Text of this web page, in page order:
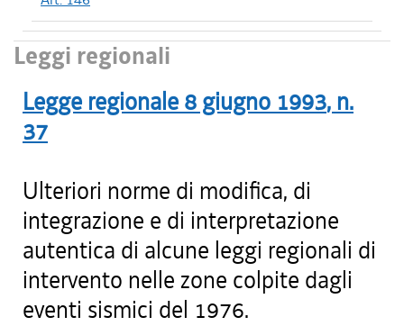
Leggi regionali
Legge regionale 8 giugno 1993, n.
37
Ulteriori norme di modifica, di
integrazione e di interpretazione
autentica di alcune leggi regionali di
intervento nelle zone colpite dagli
eventi sismici del 1976.